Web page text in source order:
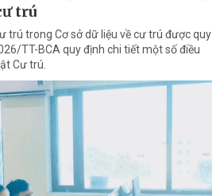
trú
trú trong Cơ sở dữ liệu về cư trú được quy
TT-BCA quy định chi tiết một số điều
Cư trú.